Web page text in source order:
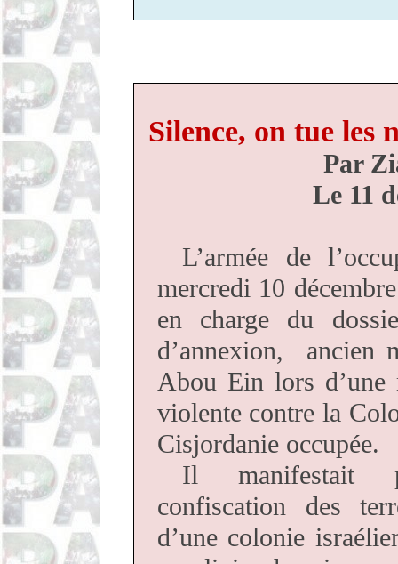
Silence, on tue les
Par
Le 11
L’armée de
mercredi 10
en charge du
d’annexion, ancien
Abou Einlors d’une
violente contre la
Cisjordanie occupée.
Il manifestait
confiscation des
d’une colonie